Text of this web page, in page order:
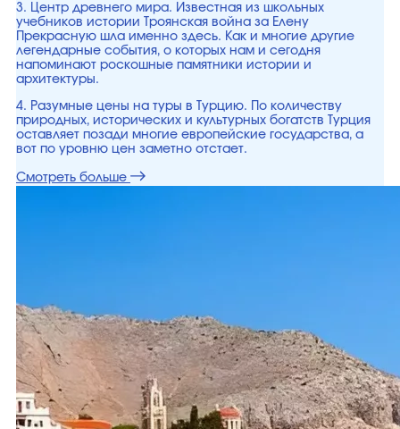
3. Центр древнего мира. Известная из школьных
учебников истории Троянская война за Елену
Прекрасную шла именно здесь. Как и многие другие
легендарные события, о которых нам и сегодня
напоминают роскошные памятники истории и
архитектуры.
4. Разумные цены на туры в Турцию. По количеству
природных, исторических и культурных богатств Турция
оставляет позади многие европейские государства, а
вот по уровню цен заметно отстает.
Смотреть больше